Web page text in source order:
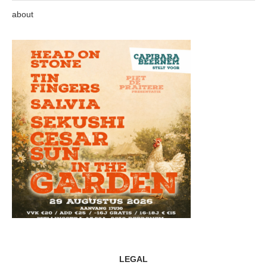
about
LEGAL